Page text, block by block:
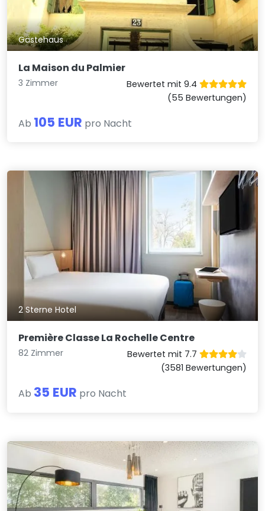
Gästehaus
La Maison du Palmier
3 Zimmer
Bewertet mit 9.4
(55 Bewertungen)
Ab 105 EUR pro Nacht
2 Sterne Hotel
Première Classe La Rochelle Centre
82 Zimmer
Bewertet mit 7.7
(3581 Bewertungen)
Ab 35 EUR pro Nacht